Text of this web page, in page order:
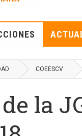
COEESCV
la